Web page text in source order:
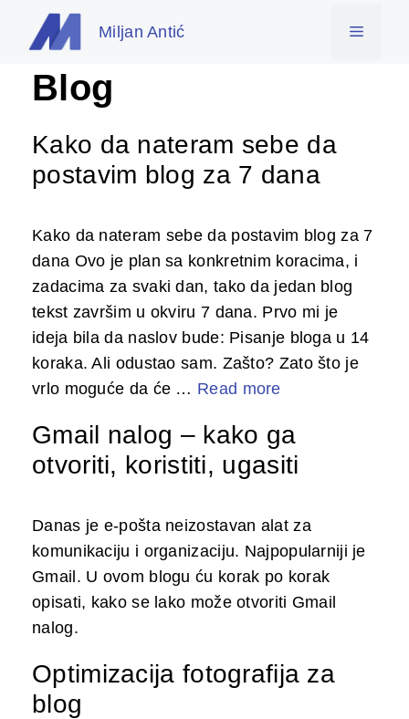
Miljan Antić Menu
Blog
Kako da nateram sebe da
postavim blog za 7 dana
Kako da nateram sebe da postavim blog za 7
dana Ovo je plan sa konkretnim koracima, i
zadacima za svaki dan, tako da jedan blog
tekst završim u okviru 7 dana. Prvo mi je
ideja bila da naslov bude: Pisanje bloga u 14
koraka. Ali odustao sam. Zašto? Zato što je
vrlo moguće da će … Read more
Gmail nalog – kako ga
otvoriti, koristiti, ugasiti
Danas je e-pošta neizostavan alat za
komunikaciju i organizaciju. Najpopularniji je
Gmail. U ovom blogu ću korak po korak
opisati, kako se lako može otvoriti Gmail
nalog.
Optimizacija fotografija za
blog